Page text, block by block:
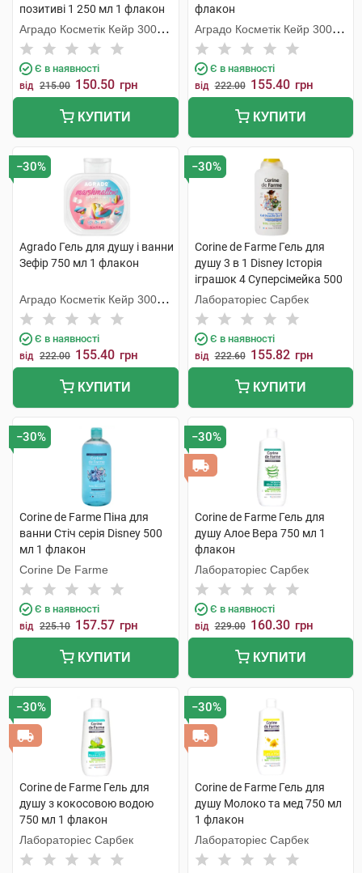
позитиві 1 250 мл 1 флакон
Аградо Косметік Кейр 3000
С.Л.У.
Є в наявності
від 215.00 150.50 грн
КУПИТИ
флакон
Аградо Косметік Кейр 3000
С.Л.У.
Є в наявності
від 222.00 155.40 грн
КУПИТИ
−30%
Agrado Гель для душу і ванни
Зефір 750 мл 1 флакон
Аградо Косметік Кейр 3000
С.Л.У.
Є в наявності
від 222.00 155.40 грн
КУПИТИ
−30%
Corine de Farme Гель для
душу 3 в 1 Disney Історія
іграшок 4 Суперсімейка 500
мл 1 флакон
Лабораторіес Сарбек
Є в наявності
від 222.60 155.82 грн
КУПИТИ
−30%
Corine de Farme Піна для
ванни Стіч серія Disney 500
мл 1 флакон
Corine De Farme
Є в наявності
від 225.10 157.57 грн
КУПИТИ
−30%
Corine de Farme Гель для
душу Алое Вера 750 мл 1
флакон
Лабораторіес Сарбек
Є в наявності
від 229.00 160.30 грн
КУПИТИ
−30%
Corine de Farme Гель для
душу з кокосовою водою
750 мл 1 флакон
Лабораторіес Сарбек
−30%
Corine de Farme Гель для
душу Молоко та мед 750 мл
1 флакон
Лабораторіес Сарбек